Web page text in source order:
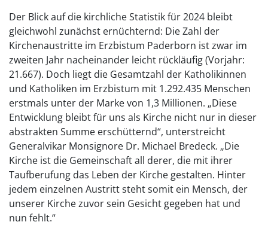
Der Blick auf die kirchliche Statistik für 2024 bleibt
gleichwohl zunächst ernüchternd: Die Zahl der
Kirchenaustritte im Erzbistum Paderborn ist zwar im
zweiten Jahr nacheinander leicht rückläufig (Vorjahr:
21.667). Doch liegt die Gesamtzahl der Katholikinnen
und Katholiken im Erzbistum mit 1.292.435 Menschen
erstmals unter der Marke von 1,3 Millionen. „Diese
Entwicklung bleibt für uns als Kirche nicht nur in dieser
abstrakten Summe erschütternd“, unterstreicht
Generalvikar Monsignore Dr. Michael Bredeck. „Die
Kirche ist die Gemeinschaft all derer, die mit ihrer
Taufberufung das Leben der Kirche gestalten. Hinter
jedem einzelnen Austritt steht somit ein Mensch, der
unserer Kirche zuvor sein Gesicht gegeben hat und
nun fehlt.“